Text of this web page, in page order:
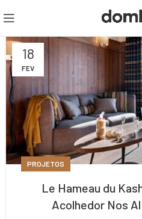
18
FEV
PROJETOS
Le Hameau du
Acolhedor Nos